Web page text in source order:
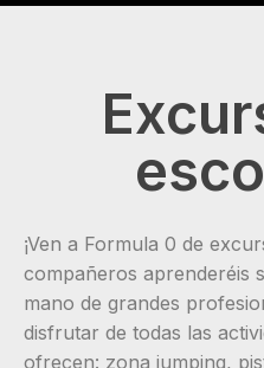
¡Ven a Formula 0 de
compañeros aprenderéis
mano de grandes
disfrutar de todas las
ofrecen: zona jumping,